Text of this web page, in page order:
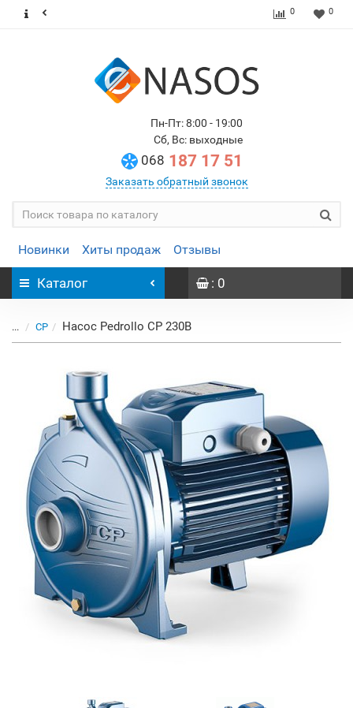
0 0
Пн-Пт: 8:00 - 19:00
Сб, Вс: выходные
068 187 17 51
Заказать обратный звонок
Новинки Хиты продаж Отзывы
Каталог : 0
... CP Насос Pedrollo CP 230B